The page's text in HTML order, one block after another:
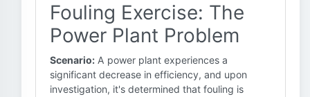
Fouling Exercise: The
Power Plant Problem
Scenario: A power plant experiences a
significant decrease in efficiency, and upon
investigation, it's determined that fouling is